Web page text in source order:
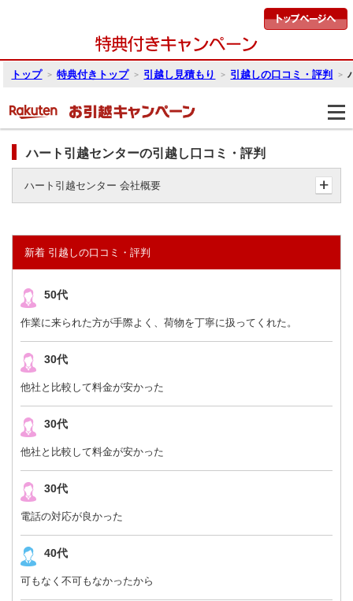
トップ 特典付きトップ 引越し見積もり 引越しの口コミ・評判
ハート引越センターの引越し口コミ・評判
ハート引越センター 会社概要
新着 引越しの口コミ・評判
50代
作業に来られた方が手際よく、荷物を丁寧に扱ってくれた。
30代
他社と比較して料金が安かった
30代
他社と比較して料金が安かった
30代
電話の対応が良かった
40代
可もなく不可もなかったから